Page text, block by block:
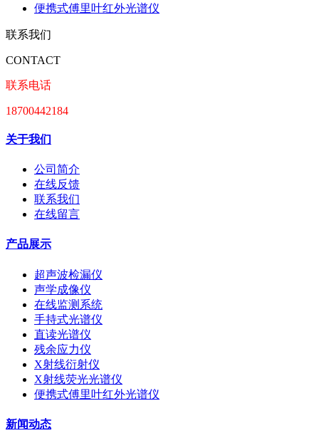
便携式傅里叶红外光谱仪
联系我们
CONTACT
联系电话
18700442184
关于我们
公司简介
在线反馈
联系我们
在线留言
产品展示
超声波检漏仪
声学成像仪
在线监测系统
手持式光谱仪
直读光谱仪
残余应力仪
X射线衍射仪
X射线荧光光谱仪
便携式傅里叶红外光谱仪
新闻动态